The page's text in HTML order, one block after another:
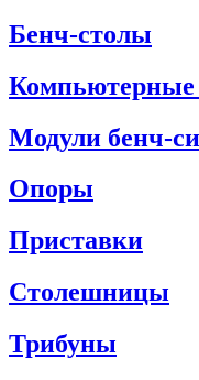
Бенч-столы
Компьютерные
Модули бенч-
Опоры
Приставки
Столешницы
Трибуны